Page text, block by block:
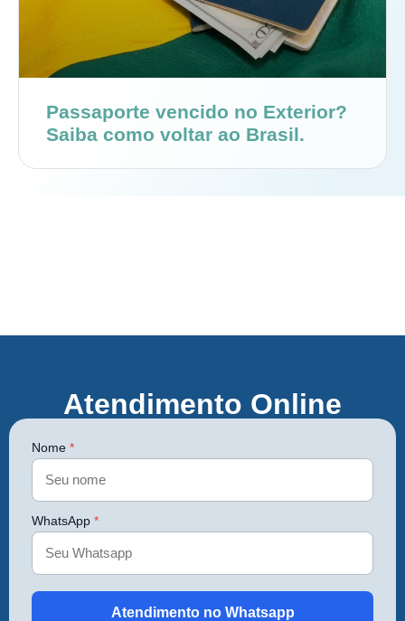
Passaporte vencido no Exterior?
Saiba como voltar ao Brasil.
Atendimento Online
Nome *
WhatsApp *
Atendimento no Whatsapp